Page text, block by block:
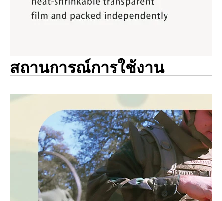
สถานการณ์การใช้งาน